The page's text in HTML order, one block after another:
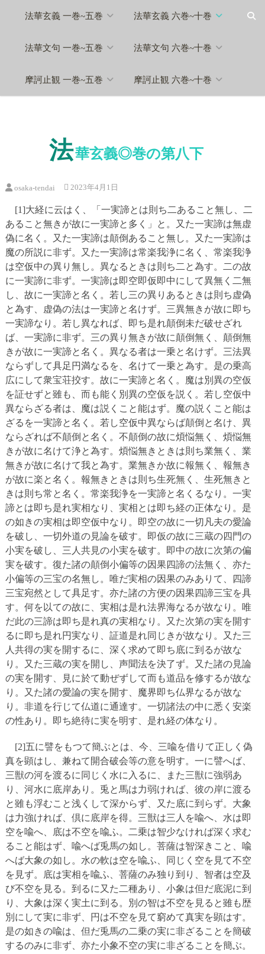
法華玄義 一巻~五巻 法華玄義 六巻~十巻
法華文句 一巻~五巻 法華文句 六巻~十巻
摩訶止観 一巻~五巻 摩訶止観 六巻~十巻
法華玄義◎巻の第八下
osaka-tendai 2023年4月1日
[1]大経に云はく、「一実諦とは則ち二あること無し、二
あること無きが故に一実諦と多く」と。又た一実諦は無虚
偽に名く。又た一実諦は顛倒あること無し。又た一実諦は
魔の所説に非ず。又た一実諦は常楽我浄に名く、常楽我浄
は空仮中の異り無し。異なるときは則ち二と為す。二の故
に一実諦に非ず。一実諦は即空即仮即中にして異無く二無
し、故に一実諦と名く。若し三の異りあるときは則ち虚偽
と為す、虚偽の法は一実諦と名けず。三異無きが故に即ち
一実諦なり。若し異なれば、即ち是れ顛倒未だ破せざれ
ば、一実諦に非ず。三の異り無きが故に顛倒無く、顛倒無
きが故に一実諦と名く。異なる者は一乗と名けず。三法異
ならずして具足円満なるを、名けて一乗と為す。是の乗高
広にして衆宝荘挍す。故に一実諦と名く。魔は別異の空仮
を証せずと雖も、而も能く別異の空仮を説く。若し空仮中
異ならざる者は、魔は説くこと能はず。魔の説くこと能は
ざるを一実諦と名く。若し空仮中異ならば顛倒と名け、異
ならざれば不顛倒と名く。不顛倒の故に煩悩無く、煩悩無
きが故に名けて浄と為す。煩悩無きときは則ち業無く、業
無きが故に名けて我と為す。業無きか故に報無く、報無き
が故に楽と名く。報無きときは則ち生死無く、生死無きと
きは則ち常と名く。常楽我浄を一実諦と名くるなり。一実
諦とは即ち是れ実相なり、実相とは即ち経の正体なり。是
の如きの実相は即空仮中なり。即空の故に一切凡夫の愛論
を破し、一切外道の見論を破す。即仮の故に三蔵の四門の
小実を破し、三人共見の小実を破す。即中の故に次第の偏
実を破す。復た諸の顛倒小偏等の因果四諦の法無く、亦た
小偏等の三宝の名無し。唯だ実相の因果のみありて、四諦
三宝宛然として具足す。亦た諸の方便の因果四諦三宝を具
す。何を以ての故に、実相は是れ法界海なるが故なり。唯
だ此の三諦は即ち是れ真の実相なり。又た次第の実を開す
るに即ち是れ円実なり、証道是れ同じきが故なり。又た三
人共得の実を開するに、深く求めて即ち底に到るが故な
り。又た三蔵の実を開し、声聞法を決了ず。又た諸の見論
の実を開す、見に於て動ぜずして而も道品を修するが故な
り。又た諸の愛論の実を開す、魔界即ち仏界なるが故な
り。非道を行じて仏道に通達す。一切諸法の中に悉く安楽
の性あり。即ち絶待に実を明す、是れ経の体なり。
[2]五に譬をもつて簡ぶとは、今、三喩を借りて正しく偽
真を顕はし、兼ねて開合破会等の意を明す。一に譬へば、
三獣の河を渡るに同じく水に入るに、また三獣に強弱あ
り、河水に底岸あり。兎と馬は力弱ければ、彼の岸に渡る
と雖も浮むこと浅くして深からず、又た底に到らず。大象
は力強ければ、倶に底岸を得。三獣は三人を喩へ、水は即
空を喩へ、底は不空を喩ふ。二乗は智少なければ深く求む
ること能はず、喩へば兎馬の如し。菩薩は智深きこと、喩
へば大象の如し。水の軟は空を喩ふ、同じく空を見て不空
を見ず。底は実相を喩ふ、菩薩のみ独り到り、智者は空及
び不空を見る。到るに又た二種あり、小象は但だ底泥に到
り、大象は深く実土に到る。別の智は不空を見ると雖も歴
別にして実に非ず、円は不空を見て窮めて真実を顕はす。
是の如きの喩は、但だ兎馬の二乗の実に非ざることを簡破
するのみに非ず、亦た小象不空の実に非ざることを簡ぶ。